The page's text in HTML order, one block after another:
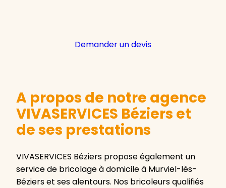
Demander un devis
A propos de notre agence
VIVASERVICES Béziers et
de ses prestations
VIVASERVICES Béziers propose également un
service de bricolage à domicile à Murviel-lès-
Béziers et ses alentours. Nos bricoleurs qualifiés